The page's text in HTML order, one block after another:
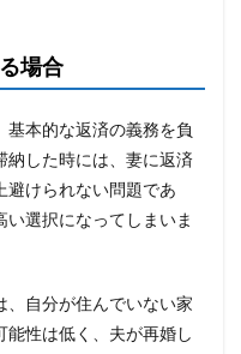
場合
本的な返済の義務を負
納した時には、妻に返済
避けられない問題であ
い選択になってしまいま
、自分が住んでいない家
性は低く、夫が再婚し